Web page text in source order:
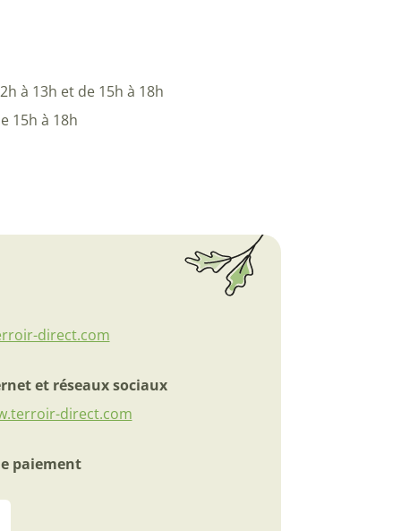
à 13h et de 15h à 18h
15h à 18h
direct.com
et réseaux sociaux
direct.com
paiement